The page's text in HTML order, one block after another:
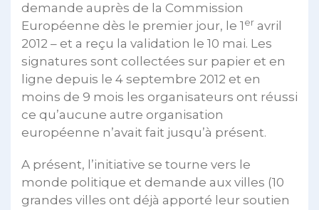
demande auprès de la Commission
Européenne dès le premier jour, le 1 er avril
2012 – et a reçu la validation le 10 mai. Les
signatures sont collectées sur papier et en
ligne depuis le 4 septembre 2012 et en
moins de 9 mois les organisateurs ont réussi
ce qu’aucune autre organisation
européenne n’avait fait jusqu’à présent.
A présent, l’initiative se tourne vers le
monde politique et demande aux villes (10
grandes villes ont déjà apporté leur soutien